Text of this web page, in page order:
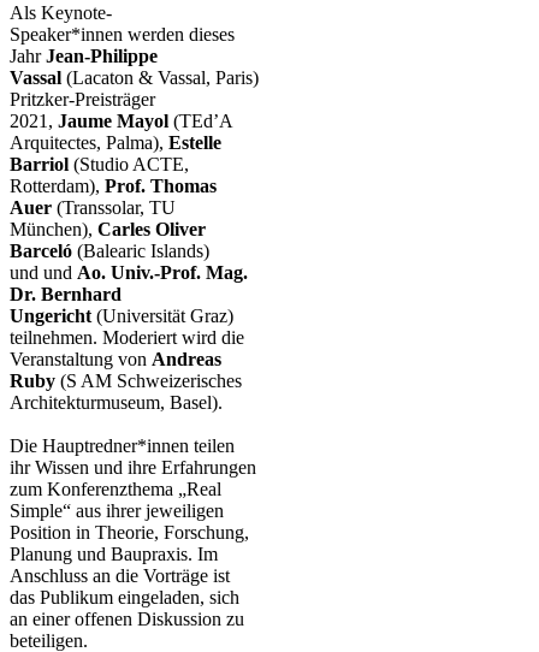
Als Keynote-
Speaker*innen werden dieses
JahrJean-Philippe
Vassal (Lacaton & Vassal, Paris)
Pritzker-Preisträger
2021, Jaume Mayol (TEd’A
Arquitectes, Palma), Estelle
Barriol (Studio ACTE,
Rotterdam), Prof. Thomas
Auer (Transsolar, TU
München), Carles Oliver
Barceló (Balearic Islands)
und und Ao. Univ.-Prof. Mag.
Dr. Bernhard
Ungericht (Universität Graz)
teilnehmen. Moderiert wird die
Veranstaltung von Andreas
Ruby (S AM Schweizerisches
Architekturmuseum, Basel).
Die Hauptredner*innen teilen
ihr Wissen und ihre Erfahrungen
zum Konferenzthema „Real
Simple“ aus ihrer jeweiligen
Position in Theorie, Forschung,
Planung und Baupraxis. Im
Anschluss an die Vorträge ist
das Publikum eingeladen, sich
an einer offenen Diskussion zu
beteiligen.